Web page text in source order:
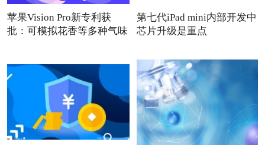
苹果Vision Pro新专利获
批：可模拟花香等多种气味
第七代iPad mini内部开发中
芯片升级是重点